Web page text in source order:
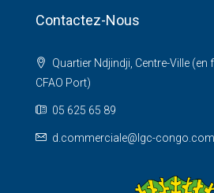
Contactez-Nous
Quartier Ndjindji, Centre-Ville
CFAO Port)
05 625 65 89
d.commerciale@lgc-congo.com